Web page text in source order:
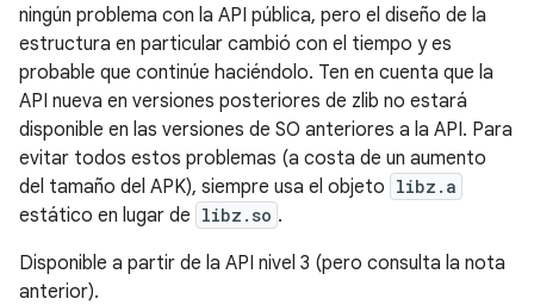
ningún problema con la API pública, pero el diseño de la
estructura en particular cambió con el tiempo y es
probable que continúe haciéndolo. Ten en cuenta que la
API nueva en versiones posteriores de zlib no estará
disponible en las versiones de SO anteriores a la API. Para
evitar todos estos problemas (a costa de un aumento
del tamaño del APK), siempre usa el objeto libz.a
estático en lugar de libz.so .
Disponible a partir de la API nivel 3 (pero consulta la nota
anterior).